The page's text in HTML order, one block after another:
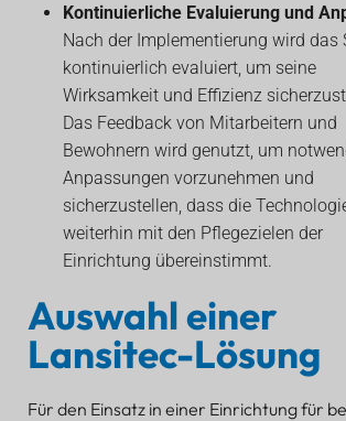
Kontinuierliche Evaluierung und
Nach der Implementierung wird das
kontinuierlich evaluiert, um seine
Wirksamkeit und Effizienz
Das Feedback von Mitarbeitern und
Bewohnern wird genutzt, um
Anpassungen vorzunehmen und
sicherzustellen, dass die
weiterhin mit den Pflegezielen der
Einrichtung übereinstimmt.
Auswahl einer
Lansitec-Lösung
Für den Einsatz in einer Einrichtung für